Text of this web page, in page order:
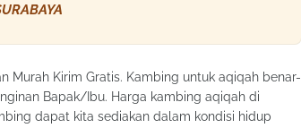
Murah Kirim Gratis. Kambing untuk aqiqah benar-
Bapak/Ibu. Harga kambing aqiqah di
dapat kita sediakan dalam kondisi hidup